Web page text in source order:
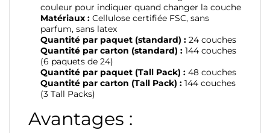
couleur pour indiquer quand changer la couche
Matériaux : Cellulose certifiée FSC, sans
parfum, sans latex
Quantité par paquet (standard) : 24 couches
Quantité par carton (standard) : 144 couches
(6 paquets de 24)
Quantité par paquet (Tall Pack) : 48 couches
Quantité par carton (Tall Pack) : 144 couches
(3 Tall Packs)
Avantages :